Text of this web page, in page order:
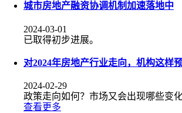
城市房地产融资协调机制加速落地中
2024-03-01
已取得初步进展。
对2024年房地产行业走向，机构这样
2024-02-29
政策走向如何？市场又会出现哪些变化
查看更多